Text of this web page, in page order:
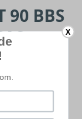
90 BBS
X